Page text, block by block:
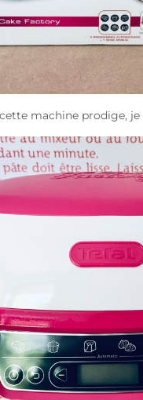
machine prodige,